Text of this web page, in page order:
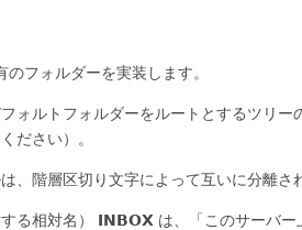
フォルダーを実装します。
ルトフォルダーをルートとするツリ
ださい）。
、階層区切り文字によって互いに分離さ
る相対名） INBOX は、「このサーバ